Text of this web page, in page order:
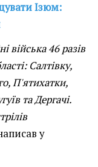
Ізюм:
війська 46 разів
Салтівку,
П'ятихатки,
та Дергачі.
у